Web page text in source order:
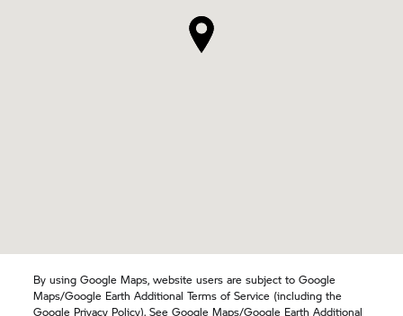
By using Google Maps, website users are subject to Google
Maps/Google Earth Additional Terms of Service (including the
Google Privacy Policy). SeeGoogle Maps/Google Earth Additional